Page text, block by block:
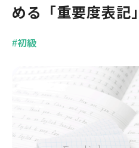
める「重要度表記」
#初級